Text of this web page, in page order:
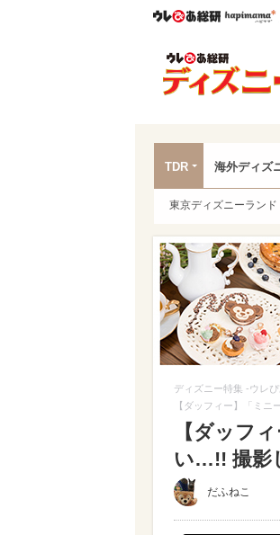
ウレぴあ
TDR 海外ディズ
東京ディズニーランド
ディズニー特集 -ウレ
【ダッフィー】「ミ
【ダッフ
い…!! 撮影
だふねこ